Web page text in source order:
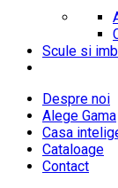
Scule si
Despre noi
Alege Gama
Casa
Cataloage
Contact